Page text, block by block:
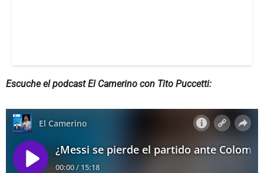
Escuche el podcast El Camerino con Tito Puccetti: